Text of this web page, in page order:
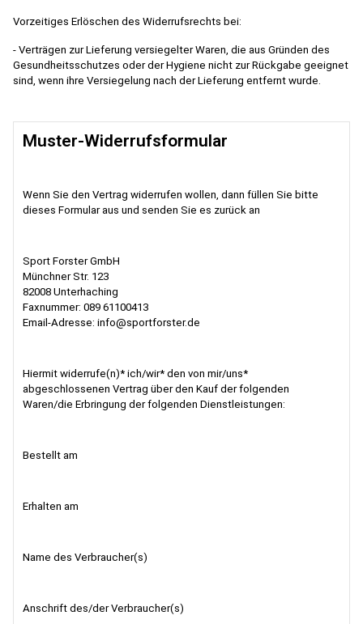
Vorzeitiges Erlöschen des Widerrufsrechts bei:
- Verträgen zur Lieferung versiegelter Waren, die aus Gründen des
Gesundheitsschutzes oder der Hygiene nicht zur Rückgabe geeignet
sind, wenn ihre Versiegelung nach der Lieferung entfernt wurde.
Muster-Widerrufsformular
Wenn Sie den Vertrag widerrufen wollen, dann füllen Sie bitte
dieses Formular aus und senden Sie es zurück an
Sport Forster GmbH
Münchner Str. 123
82008 Unterhaching
Faxnummer: 089 61100413
Email-Adresse: info@sportforster.de
Hiermit widerrufe(n)* ich/wir* den von mir/uns*
abgeschlossenen Vertrag über den Kauf der folgenden
Waren/die Erbringung der folgenden Dienstleistungen:
Bestellt am
Erhalten am
Name des Verbraucher(s)
Anschrift des/der Verbraucher(s)